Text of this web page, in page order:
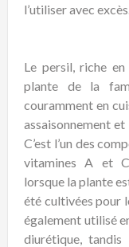
l’utiliser avec excès.
Le persil, riche
plante de la
couramment en
assaisonnement
C’est l’un des
vitamines A et
lorsque la plante
été cultivées pour
également utilisé
diurétique,